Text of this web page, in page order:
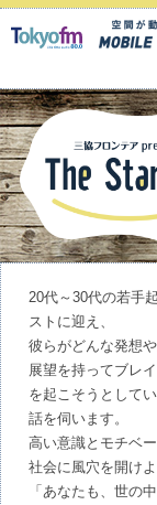
20代～30代の若手
ストに迎え、
彼らがどんな発想
展望を持ってブレ
を起こそうとして
話を伺います。
高い意識とモチベ
社会に風穴を開け
「あなたも、世の